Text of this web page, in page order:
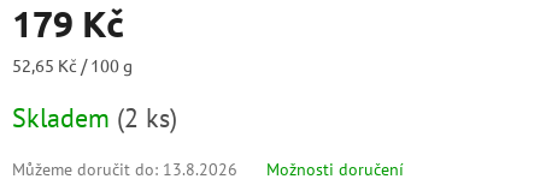
179 Kč
Měrná
52,65 Kč / 100 g
Skladem (2 ks)
Můžeme doručit do: 13.8.2026 Možnosti doručení